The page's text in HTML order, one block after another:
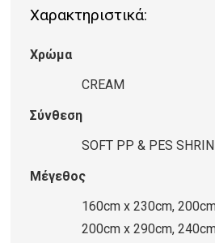
435
PLK56
ποσότητα
Χαρακτηριστικά:
Χρώμα
CREAM
Σύνθεση
SOFT PP & PES
Μέγεθος
160cm x 230cm,
200cm x 290cm,